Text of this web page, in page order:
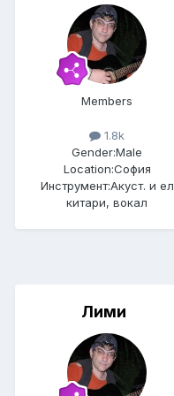
Members
1.8k
Gender:Male
Location:София
Инструмент:Акуст. и ел
китари, вокал
Лими